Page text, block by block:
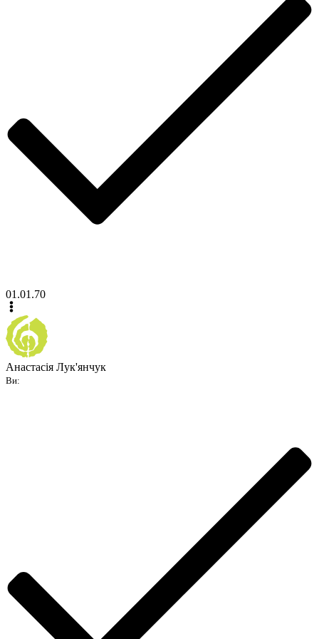
01.01.70
Анастасія Лук'янчук
Ви: